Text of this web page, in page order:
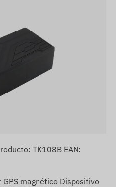
TK108B EAN:
magnético Dispositivo